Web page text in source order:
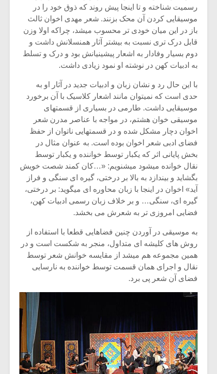
رسمیت شناخته و تا اینجا پیش روند که ذوق خود را در
موسیقایی کردن آن محک بزنند. شعر مهدی اخوان ثالث
باز در این میان خودی تر محسوب میشد، چراکه اولا وزن
قابل درک تری نسبت به بیشتر آثار همنسلانش داشت و
دوم بسیار وفادار به اشعار پیشینیانش بود و درک و تسلط
به ادبیات کهن در نوشته او نمود زیادی داشت.
با این حال رد و نشان زبان و ادبیات جدید در آثار او به
حدی است که نمیتوان مانند اشعار کلاسیک با آن برخورد
موسیقایی داشت. طارمی در بسیاری از قسمتهای
موسیقی خوان هشتم، در مواجه با عناصر مدرن شعر
اخوان دچار مشکل شده و در قسمتهایی ناتوان از حفظ
فضای ادبی شعر اخوان بوده است. به عنوان مثال در
بخش پایانی اثر که یکبار توسط خواننده و یکبار توسط
نقال خوانده میشود میشنویم: «…کان کمند شصت خویش
بگشاید و بیندازد به بالا بر درختی، گیره ای سنگی و فراز
آید» اخوان در اینجا با زبان محاوره ای میگوید: بر درختی،
گیره ای، سنگی… و بر خلاف زبان رسمی ادبیات کهن،
فضایی امروزی تر به شعرش می بخشد.
به موسیقی در آوردن چنین فضاهایی قطعا با استفاده از
روش های کلیشه ای متداول، منجر به شکست است و در
همین مجموعه هم میشد از مقایسه خوانش شعر توسط
نقال و اجرای همان قسمت توسط خواننده به نارسایی
فضای آن شعر پی برد.